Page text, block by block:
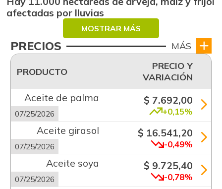
afectadas por lluvias
MOSTRAR MÁS
PRECIOS MÁS
PRODUCTO
PRECIO Y
VARIACIÓN
Aceite de palma
07/25/2026
$ 7.692,00
+0,15%
Aceite girasol
07/25/2026
$ 16.541,20
-0,49%
Aceite soya
07/25/2026
$ 9.725,40
-0,78%